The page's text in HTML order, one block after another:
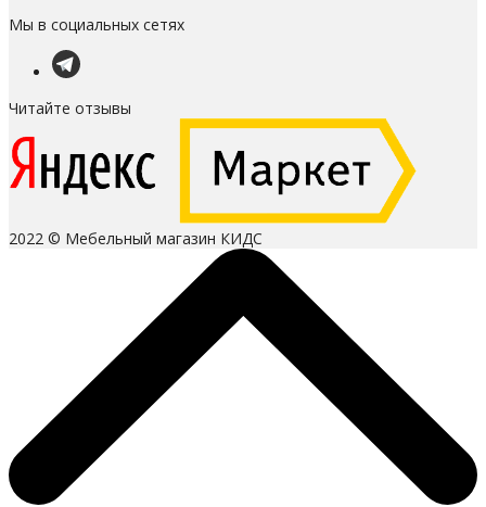
Мы в социальных сетях
Читайте отзывы
2022 © Мебельный магазин КИДС